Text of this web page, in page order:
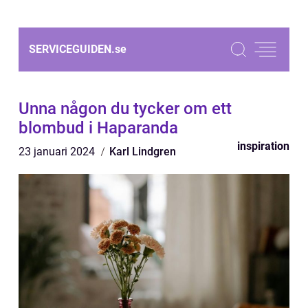
SERVICEGUIDEN.se
Unna någon du tycker om ett
blombud i Haparanda
23 januari 2024 Karl Lindgren inspiration